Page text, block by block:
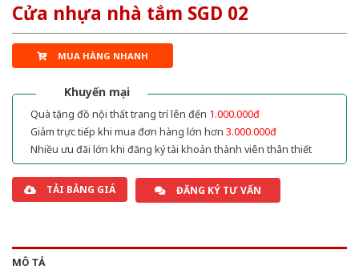
Cửa nhựa nhà tắm SGD 02
MUA HÀNG NHANH
Khuyến mại
Quà tặng đồ nội thất trang trí lên đến 1.000.000đ
Giảm trực tiếp khi mua đơn hàng lớn hơn 3.000.000đ
Nhiều ưu đãi lớn khi đăng ký tài khoản thành viên thân thiết
TẢI BẢNG GIÁ ĐĂNG KÝ TƯ VẤN
MÔ TẢ